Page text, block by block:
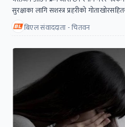
सुरक्षाका लागि सशस्त्र प्रहरीको
बिएल संवाददाता - चितवन